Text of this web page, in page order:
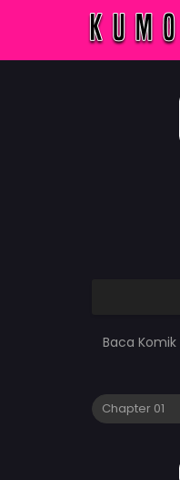
Baca Komik